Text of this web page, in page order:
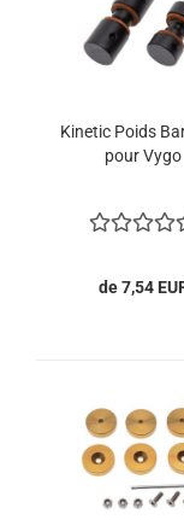
Kinetic Poids
pour Vygo
de 7,54